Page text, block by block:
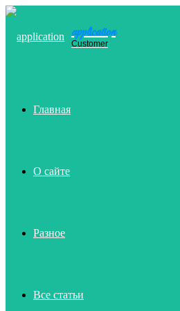
Menu application
Customer
Главная
О сайте
Разное
Все статьи